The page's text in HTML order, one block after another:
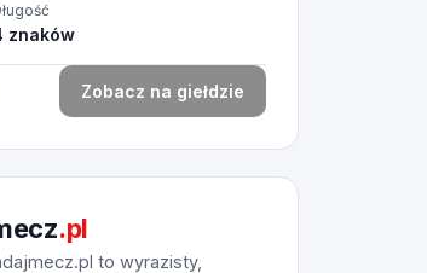
znaków
Zobacz na giełdzie
.pl
to wyrazisty,